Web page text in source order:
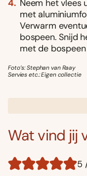
Neem het vlees
met
Verwarm
bospeen. Snijd
met de
Foto’s: Stephan van Raay
Servies etc.: Eigen collectie
Wat vind jij
5